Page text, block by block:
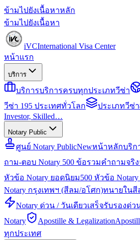
ข้ามไปยังเนื้อหาหลัก
ข้ามไปยังเนื้อหา
iVCInternational Visa Center
หน้าแรก
บริการ
บริการบริการครบทุกประเภทวีซ่า
วีซ่า 195 ประเทศทั่วโลก
ประเภทวีซ่า
Investor, Skilled…
Notary Public
ศูนย์ Notary PublicNewหน้าหลักบริก
ถาม-ตอบ Notary 500 ข้อรวมคำถามจริ
หัวข้อ Notary ยอดนิยม500 หัวข้อ
Notary กรุงเทพฯ (สีลม/อโศก)ทนายในสี
Notary ด่วน / วันเดียวเสร็จรับรองด่ว
Notary
Apostille & Legalization
ทุกประเทศ